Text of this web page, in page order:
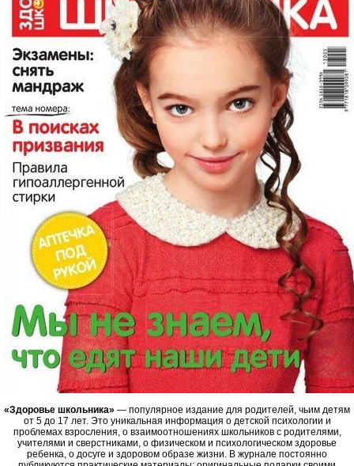
«Здоровье школьника» — популярное издание для родителей, чьим детям
от 5 до 17 лет. Это уникальная информация о детской психологии и
проблемах взросления, о взаимоотношениях школьников с родителями,
учителями и сверстниками, о физическом и психологическом здоровье
ребенка, о досуге и здоровом образе жизни. В журнале постоянно